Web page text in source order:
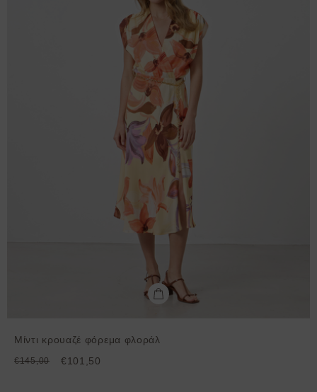
Μίντι κρουαζέ φόρεμα φλοράλ
€145,00 €101,50